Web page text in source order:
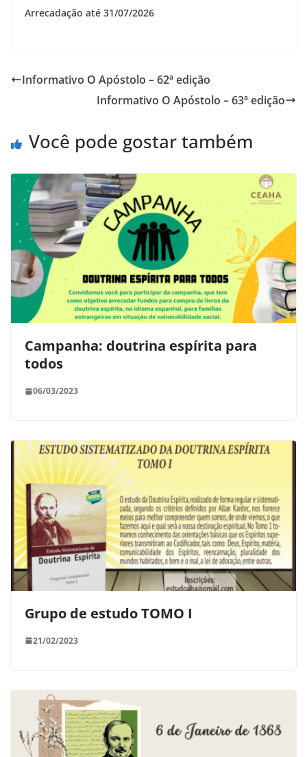
Arrecadação até 31/07/2026
Informativo O Apóstolo – 62ª edição
Informativo O Apóstolo – 63ª edição
Você pode gostar também
Campanha: doutrina espírita para
todos
06/03/2023
Grupo de estudo TOMO I
21/02/2023